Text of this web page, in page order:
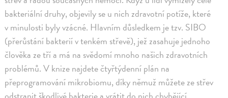
bakteriální druhy, objevily se u nich zdravotní potíže, které
v minulosti byly vzácné. Hlavním důsledkem je tzv. SIBO
(přerůstání bakterií v tenkém střevě), jež zasahuje jednoho
člověka ze tří a má na svědomí mnoho našich zdravotních
problémů. V knize najdete čtyřtýdenní plán na
přeprogramování mikrobiomu, díky němuž můžete ze střev